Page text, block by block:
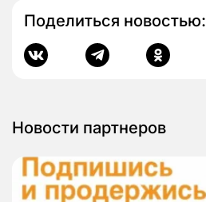
Поделиться новостью:
Новости партнеров